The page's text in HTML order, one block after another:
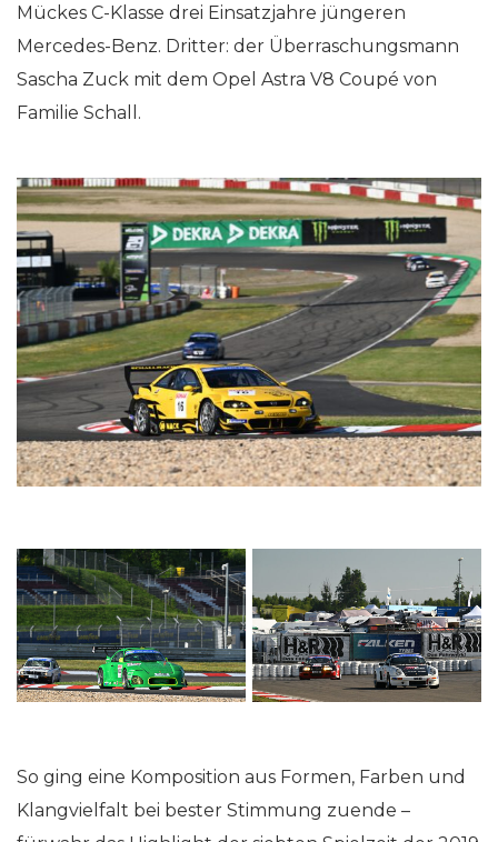
Mückes C-Klasse drei Einsatzjahre jüngeren
Mercedes-Benz. Dritter: der Überraschungsmann
Sascha Zuck mit dem Opel Astra V8 Coupé von
Familie Schall.
So ging eine Komposition aus Formen, Farben und
Klangvielfalt bei bester Stimmung zuende –